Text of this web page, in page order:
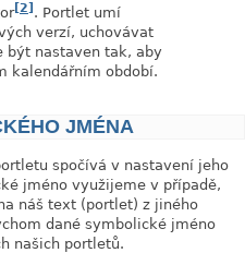
[2] . Portlet umí
verzí, uchovávat
být nastaven tak, aby
kalendářním období.
JMÉNA
spočívá v nastavení jeho
jméno využijeme v případě,
náš text (portlet) z jiného
dané symbolické jméno
našich portletů.